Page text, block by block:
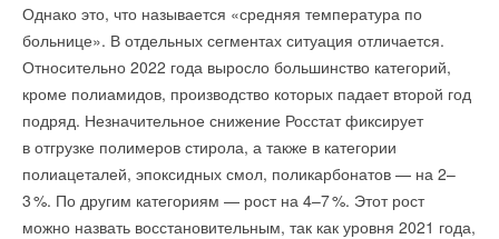
Однако это, что называется «средняя температура по
больнице». В отдельных сегментах ситуация отличается.
Относительно 2022 года выросло большинство категорий,
кроме полиамидов, производство которых падает второй год
подряд. Незначительное снижение Росстат фиксирует
в отгрузке полимеров стирола, а также в категории
полиацеталей, эпоксидных смол, поликарбонатов — на 2–
3%. По другим категориям — рост на 4–7%. Этот рост
можно назвать восстановительным, так как уровня 2021 года,
Добавить комментарий
Ваше имя *